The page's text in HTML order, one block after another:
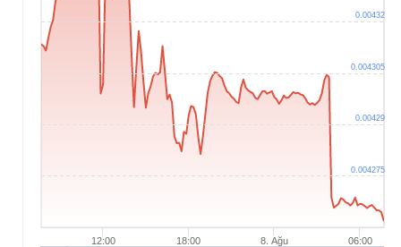
12:00 18:00 8. Ağu 06:00
0.004275
0.00429
0.004305
0.00432